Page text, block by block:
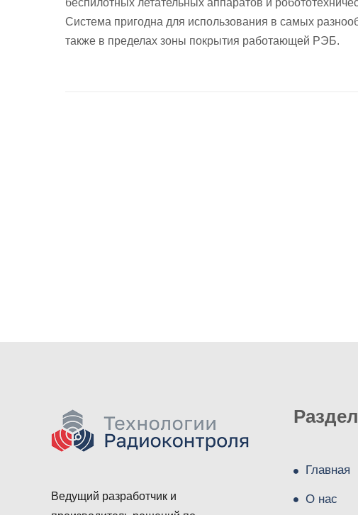
беспилотных летательных аппаратов и
Система пригодна для использования в самых
также в пределах зоны покрытия работающей РЭБ.
Ведущий разработчик и
Главная
О нас